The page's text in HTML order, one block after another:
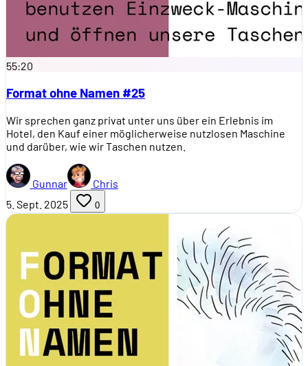
55:20
Format ohne Namen #25
Wir sprechen ganz privat unter uns über ein Erlebnis im
Hotel, den Kauf einer möglicherweise nutzlosen Maschine
und darüber, wie wir Taschen nutzen.
Gunnar
Chris
5. Sept. 2025
0